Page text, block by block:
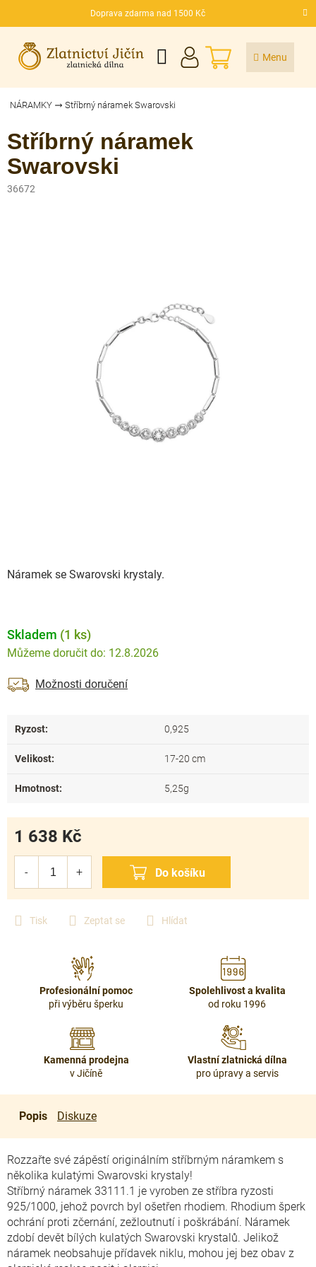
Doprava zdarma nad 1500 Kč
CZK
NÁKUPNÍ
KOŠÍK
NÁRAMKY Stříbrný náramek Swarovski
Stříbrný náramek
Swarovski
36672
Náramek se Swarovski krystaly.
Tisk Zeptat se Hlídat
Skladem (1 ks)
12.8.2026
Možnosti doručení
1 638 Kč
Ryzost: 0,925
Velikost: 17-20 cm
Hmotnost: 5,25g
Profesionální pomoc
při výběru šperku
Spolehlivost a kvalita
od roku 1996
Kamenná prodejna
v Jičíně
Vlastní zlatnická dílna
pro úpravy a servis
Popis Diskuze
Rozzařte své zápěstí originálním stříbrným náramkem s
několika kulatými Swarovski krystaly!
Stříbrný náramek 33111.1 je vyroben ze stříbra ryzosti
925/1000, jehož povrch byl ošetřen rhodiem. Rhodium šperk
ochrání proti zčernání, zežloutnutí i poškrábání. Náramek
zdobí devět bílých kulatých Swarovski krystalů. Jelikož
náramek neobsahuje přídavek niklu, mohou jej bez obav z